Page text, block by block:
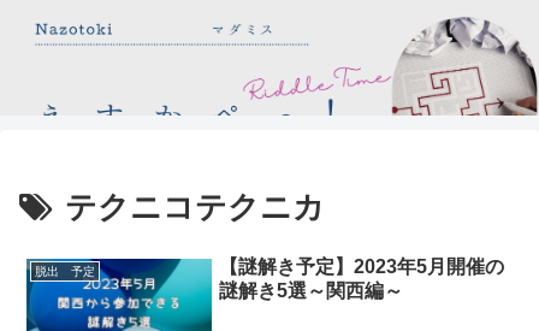
テクニコテクニカ
脱出 予定
【謎解き予定】2023年5月開催の
謎解き5選～関西編～